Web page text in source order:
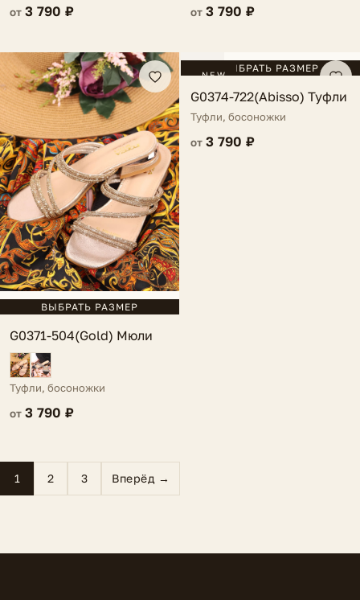
от 3 790 ₽
от 3 790 ₽
ВЫБРАТЬ РАЗМЕР
G0371-504(Gold) Мюли
Туфли, босоножки
от 3 790 ₽
NEW
FV ВЫБРАТЬ РАЗМЕР
G0374-722(Abisso) Туфли
Туфли, босоножки
от 3 790 ₽
1 2 3 Вперёд →